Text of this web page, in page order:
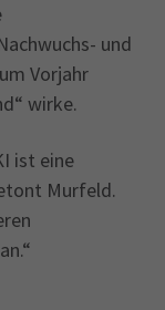
und
Vorjahr
wirke.
ist eine
Murfeld.